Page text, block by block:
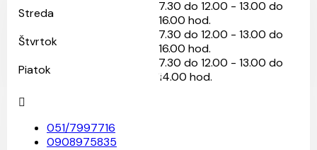
Streda
7.30 do 12.00 - 13.00 do
16.00 hod.
Štvrtok
7.30 do 12.00 - 13.00 do
16.00 hod.
Piatok
7.30 do 12.00 - 13.00 do
14.00 hod.
051/7997716
0908975835
51124
26